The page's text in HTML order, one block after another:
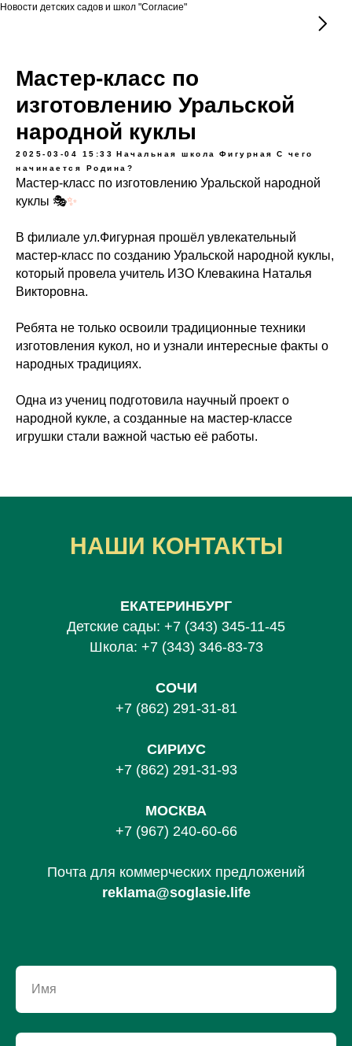
Новости детских садов и школ "Согласие"
Мастер-класс по
изготовлению Уральской
народной куклы
2025-03-04 15:33 Начальная школа Фигурная
С чего
начинается Родина?
Мастер-класс по изготовлению Уральской народной
куклы 🎭✨
В филиале ул.Фигурная прошёл увлекательный
мастер-класс по созданию Уральской народной куклы,
который провела учитель ИЗО Клевакина Наталья
Викторовна.
Ребята не только освоили традиционные техники
изготовления кукол, но и узнали интересные факты о
народных традициях.
Одна из учениц подготовила научный проект о
народной кукле, а созданные на мастер-классе
игрушки стали важной частью её работы.
НАШИ КОНТАКТЫ
ЕКАТЕРИНБУРГ
Детские сады: +7 (343) 345-11-45
Школа: +7 (343) 346-83-73
СОЧИ
+7 (862) 291-31-81
СИРИУС
+7 (862) 291-31-93
МОСКВА
+7 (967) 240-60-66
Почта для коммерческих предложений
reklama@soglasie.life
Имя